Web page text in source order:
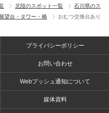
北陸のスポット一覧
石川県のス
展望台・タワー・橋 おむつ交換台あり
プライバシーポリシー
お問い合わせ
Webプッシュ通知について
媒体資料